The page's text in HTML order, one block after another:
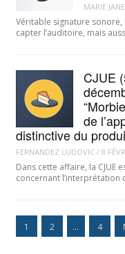
MARIE
Véritable signature
capter l’auditoire, mais
CJUE
de
distinctive du
FERNANDEZ LUDOVIC/ 8
Dans cette affaire, la
concernant l’interprétation
1 2 … 4